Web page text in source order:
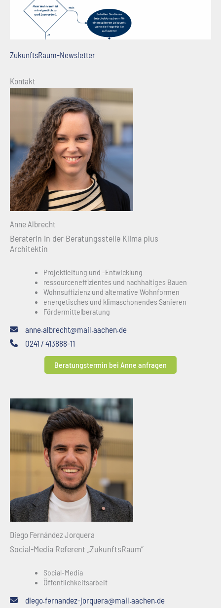
ZukunftsRaum-Newsletter
Kontakt
Anne Albrecht
Beraterin in der Beratungsstelle Klima plus
Architektin
Projektleitung und -Entwicklung
ressourceneffizientes und nachhaltiges Bauen
Wohnsuffizienz und alternative Wohnformen
energetisches und klimaschonendes Sanieren
Fördermittelberatung
anne.albrecht@mail.aachen.de
0241 / 413888-11
Beratungstermin bei Anne anfragen
Diego Fernández Jorquera
Social-Media Referent „ZukunftsRaum“
Social-Media
Öffentlichkeitsarbeit
diego.fernandez-jorquera@mail.aachen.de